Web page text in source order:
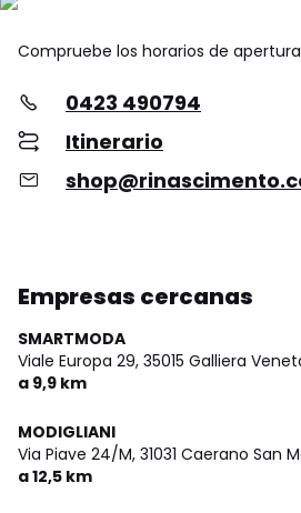
Compruebe los horarios de
0423 490794
Itinerario
Empresas cercanas
SMARTMODA
Viale Europa 29, 35015 Galliera
a 9,9 km
MODIGLIANI
Via Piave 24/M, 31031 Caerano San
a 12,5 km